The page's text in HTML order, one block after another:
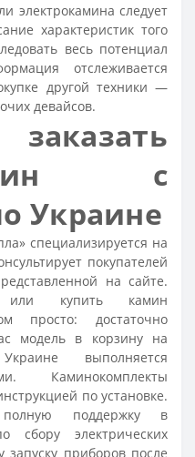
электрокамина следует
характеристик того
весь потенциал
отслеживается
другой техники —
девайсов.
с
Украине
специализируется на
покупателей
на сайте.
или купить камин
просто: достаточно
модель в корзину на
выполняется
Каминокомплекты
по установке.
полную поддержку в
сбору электрических
приборов после